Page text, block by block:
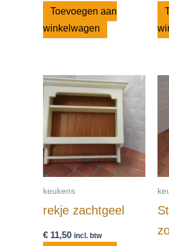
Toevoegen aan
winkelwagen
keukens
rekje zachtgeel
€ 11,50 incl. btw